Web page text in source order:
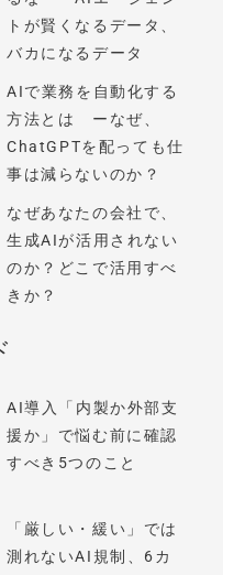
トが賢くなるデータ、
バカになるデータ
AIで業務を自動化する
方法とは ーなぜ、
ChatGPTを配っても仕
事は減らないのか？
なぜあなたの会社で、
生成AIが活用されない
のか？どこで活用すべ
きか？
AI導入「内製か外部支
援か」で悩む前に確認
すべき5つのこと
「厳しい・緩い」では
測れないAI規制、6カ